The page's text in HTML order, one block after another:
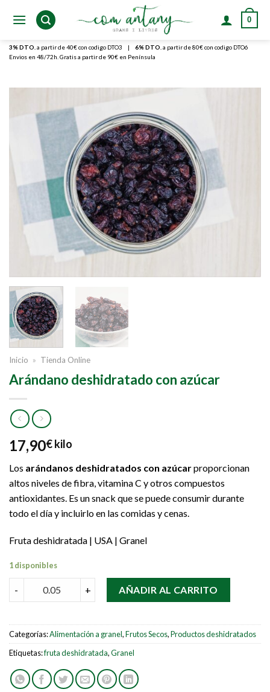
0
3% DTO. a partir de 40€ con codigo DTO3 | 6% DTO. a partir de 80€ con codigo DTO6
Envios en 48/72h. Gratis a partir de 90€ en Península
Inicio » Tienda Online
Arándano deshidratado con azúcar
17,90€kilo
Los arándanos deshidratados con azúcarproporcionan
altos niveles de fibra, vitamina C y otros compuestos
antioxidantes. Es un snack que se puede consumir durante
todo el día y incluirlo en las comidas y cenas.
Fruta deshidratada | USA | Granel
1 disponibles
Arándano deshidratado con azúcar quantity
- + AÑADIR AL CARRITO
Categorías:Alimentación a granel,Frutos Secos,Productos deshidratados
Etiquetas:fruta deshidratada,Granel